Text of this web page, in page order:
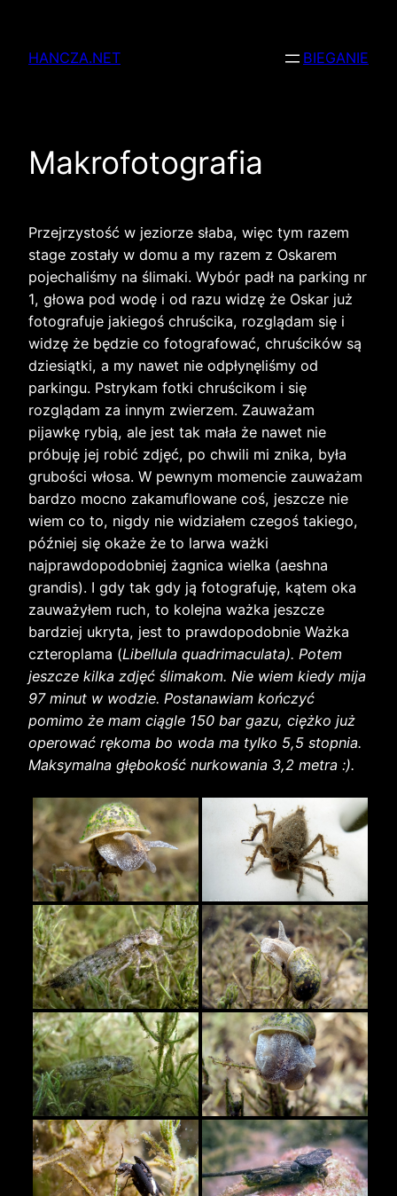
treściHANCZA.NET BIEGANIE
Makrofotografia
Przejrzystość w jeziorze słaba, więc tym razem
stage zostały w domu a my razem z Oskarem
pojechaliśmy na ślimaki. Wybór padł na parking nr
1, głowa pod wodę i od razu widzę że Oskar już
fotografuje jakiegoś chruścika, rozglądam się i
widzę że będzie co fotografować, chruścików są
dziesiątki, a my nawet nie odpłynęliśmy od
parkingu. Pstrykam fotki chruścikom i się
rozglądam za innym zwierzem. Zauważam
pijawkę rybią, ale jest tak mała że nawet nie
próbuję jej robić zdjęć, po chwili mi znika, była
grubości włosa. W pewnym momencie zauważam
bardzo mocno zakamuflowane coś, jeszcze nie
wiem co to, nigdy nie widziałem czegoś takiego,
później się okaże że to larwa ważki
najprawdopodobniej żagnica wielka (aeshna
grandis). I gdy tak gdy ją fotografuję, kątem oka
zauważyłem ruch, to kolejna ważka jeszcze
bardziej ukryta, jest to prawdopodobnie Ważka
czteroplama (Libellula quadrimaculata). Potem
jeszcze kilka zdjęć ślimakom. Nie wiem kiedy mija
97 minut w wodzie. Postanawiam kończyć
pomimo że mam ciągle 150 bar gazu, ciężko już
operować rękoma bo woda ma tylko 5,5 stopnia.
Maksymalna głębokość nurkowania 3,2 metra :).